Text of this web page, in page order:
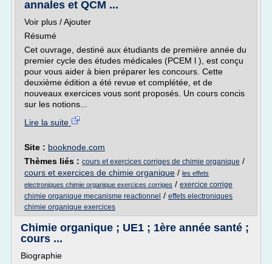
annales et QCM ...
Voir plus / Ajouter
Résumé
Cet ouvrage, destiné aux étudiants de première année du
premier cycle des études médicales (PCEM l ), est conçu
pour vous aider à bien préparer les concours. Cette
deuxième édition a été revue et complétée, et de
nouveaux exercices vous sont proposés. Un cours concis
sur les notions...
Lire la suite
Site : booknode.com
Thèmes liés : cours et exercices corriges de chimie organique /
cours et exercices de chimie organique / les effets
electroniques chimie organique exercices corriges / exercice corrige
chimie organique mecanisme reactionnel / effets electroniques
chimie organique exercices
Chimie organique ; UE1 ; 1ère année santé ;
cours ...
Biographie